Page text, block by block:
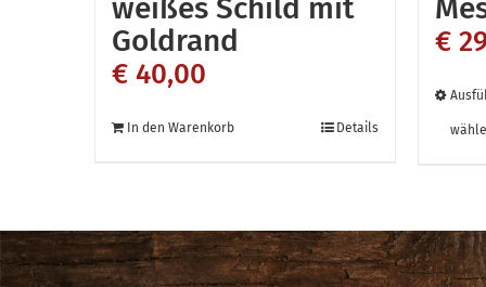
weißes Schild mit
Goldrand
€ 40,00
In den Warenkorb Details
€